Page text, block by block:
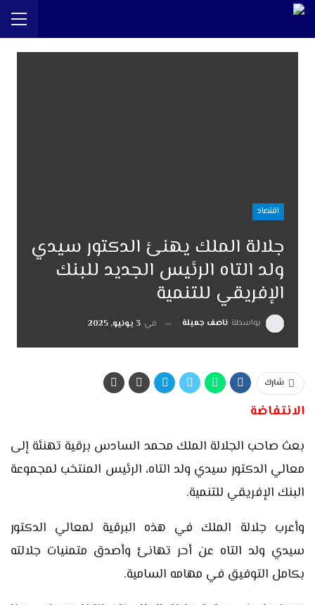
اقتصاد
جلالة الملك يهنئ الدكتور سيدي
ولد التاه الرئيس الجديد للبنك
الإفريقي للتنمية
بواسطة ناصف جميلة في 3 يونيو, 2025
شارك
الانتفاضة
بعث صاحب الجلالة الملك محمد السادس برقية تهنئة إلى
معالي الدكتور سيدي ولد التاه، الرئيس المنتخب لمجموعة
البنك الإفريقي للتنمية.
وأعرب جلالة الملك في هذه البرقية لمعالي الدكتور
سيدي ولد التاه عن أحر تهانئ وأصدق متمنيات جلالته
بكامل التوفيق في مهامه السامية.